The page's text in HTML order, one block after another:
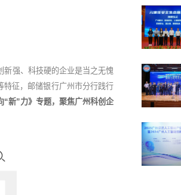
新强、科技硬的企业是当之无愧
特征，邮储银行广州市分行践行
“新”力》专题，聚焦广州科创企